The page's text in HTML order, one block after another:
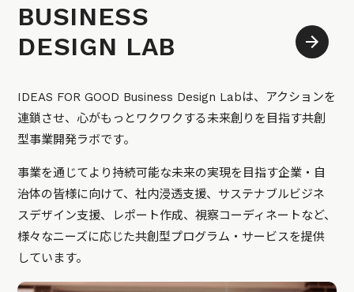
BUSINESS
DESIGN LAB
IDEAS FOR GOOD Business Design Labは、アクションを
連鎖させ、心がもっとワクワクする未来創りを目指す共創
型事業開発ラボです。
事業を通じてより持続可能な未来の実現を目指す企業・自
治体の皆様に向けて、社内浸透支援、サステナブルビジネ
スデザイン支援、レポート作成、視察コーディネートなど、
様々なニーズに応じた共創型プログラム・サービスを提供
しています。